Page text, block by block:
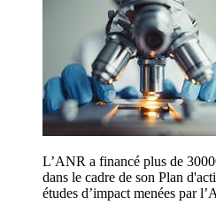
L’ANR a financé plus de
dans le cadre de son Plan
études d’impact menées par